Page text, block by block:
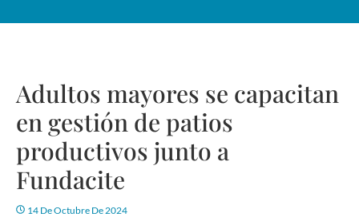
Adultos mayores se capacitan
en gestión de patios
productivos junto a
Fundacite
14 De Octubre De 2024